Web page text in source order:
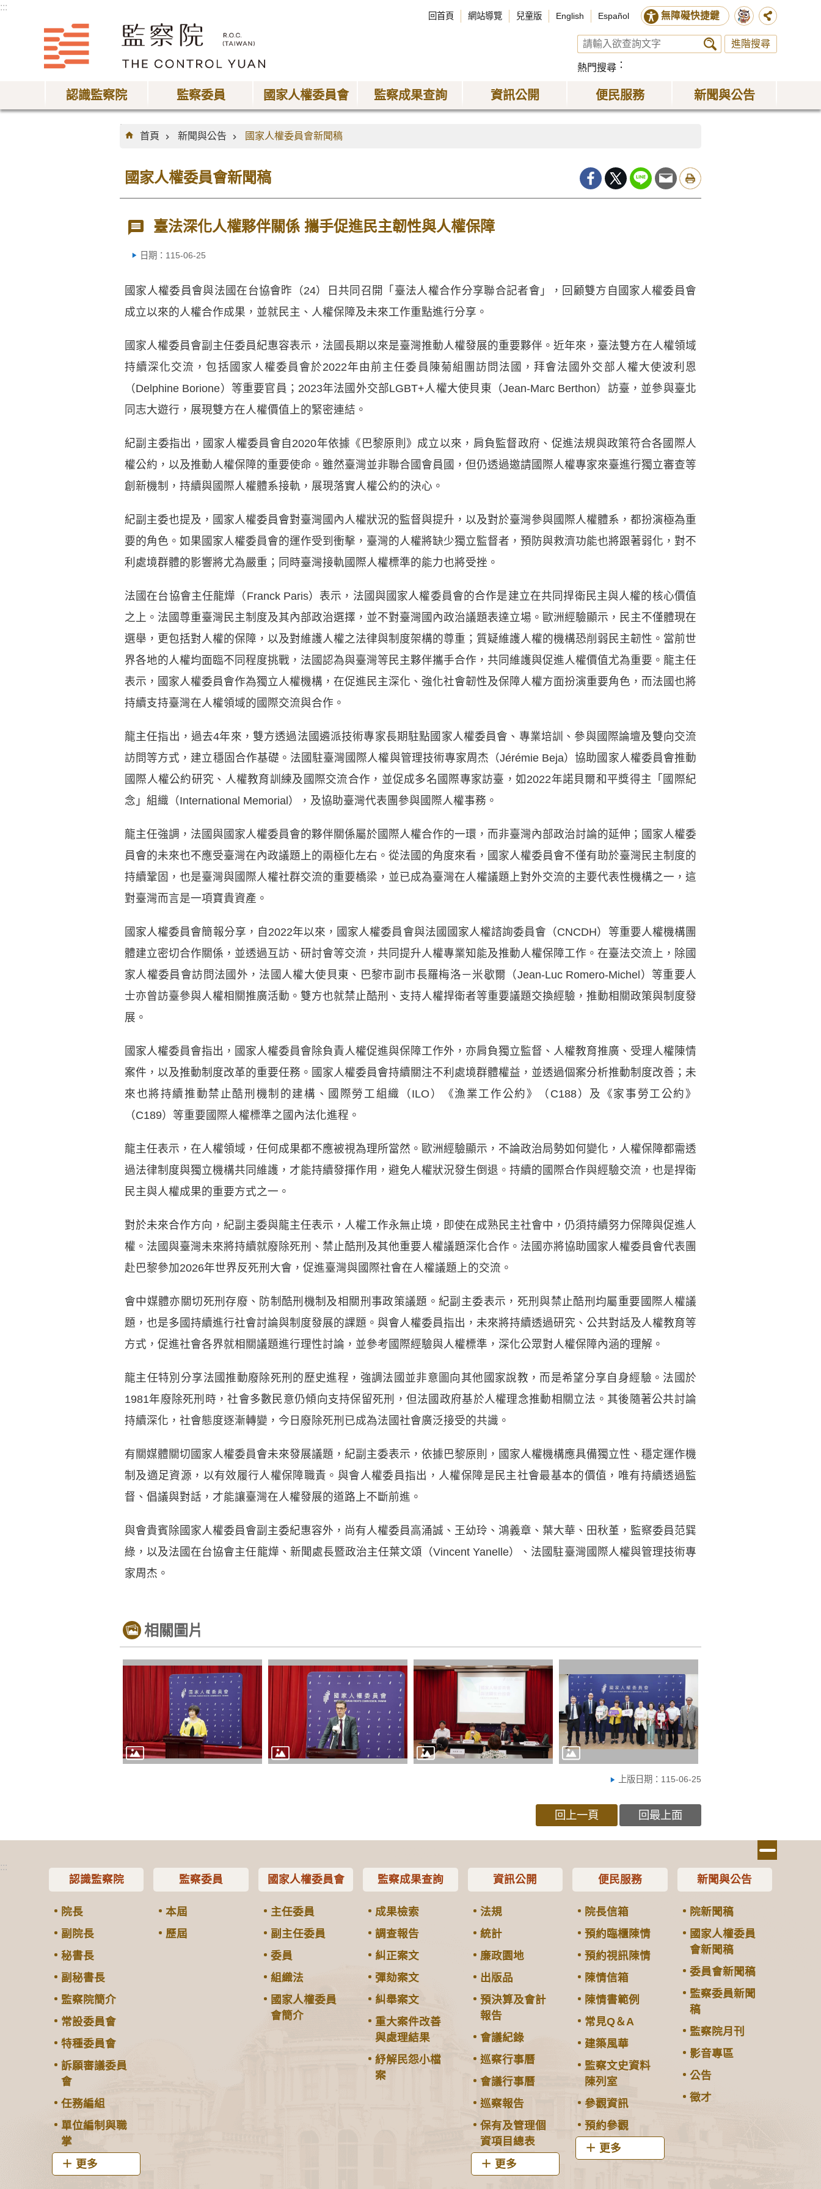
:::
回首頁 網站導覽 兒童版 English Español 無障礙快捷鍵
進階搜尋
熱門搜尋
認識監察院 監察委員 國家人權委員會 監察成果查詢 資訊公開 便民服務 新聞與公告
:::
首頁
新聞與公告 國家人權委員會新聞稿
國家人權委員會新聞稿
臺法深化人權夥伴關係 攜手促進民主韌性與人權保障
日期：115-06-25
國家人權委員會與法國在台協會昨（24）日共同召開「臺法人權合作分享聯合記者會」，回顧雙方自國家人權委員會
成立以來的人權合作成果，並就民主、人權保障及未來工作重點進行分享。
國家人權委員會副主任委員紀惠容表示，法國長期以來是臺灣推動人權發展的重要夥伴。近年來，臺法雙方在人權領域
持續深化交流，包括國家人權委員會於2022年由前主任委員陳菊組團訪問法國，拜會法國外交部人權大使波利恩
（Delphine Borione）等重要官員；2023年法國外交部LGBT+人權大使貝東（Jean-Marc Berthon）訪臺，並參與臺北
同志大遊行，展現雙方在人權價值上的緊密連結。
紀副主委指出，國家人權委員會自2020年依據《巴黎原則》成立以來，肩負監督政府、促進法規與政策符合各國際人
權公約，以及推動人權保障的重要使命。雖然臺灣並非聯合國會員國，但仍透過邀請國際人權專家來臺進行獨立審查等
創新機制，持續與國際人權體系接軌，展現落實人權公約的決心。
紀副主委也提及，國家人權委員會對臺灣國內人權狀況的監督與提升，以及對於臺灣參與國際人權體系，都扮演極為重
要的角色。如果國家人權委員會的運作受到衝擊，臺灣的人權將缺少獨立監督者，預防與救濟功能也將跟著弱化，對不
利處境群體的影響將尤為嚴重；同時臺灣接軌國際人權標準的能力也將受挫。
法國在台協會主任龍燁（Franck Paris）表示，法國與國家人權委員會的合作是建立在共同捍衛民主與人權的核心價值
之上。法國尊重臺灣民主制度及其內部政治選擇，並不對臺灣國內政治議題表達立場。歐洲經驗顯示，民主不僅體現在
選舉，更包括對人權的保障，以及對維護人權之法律與制度架構的尊重；質疑維護人權的機構恐削弱民主韌性。當前世
界各地的人權均面臨不同程度挑戰，法國認為與臺灣等民主夥伴攜手合作，共同維護與促進人權價值尤為重要。龍主任
表示，國家人權委員會作為獨立人權機構，在促進民主深化、強化社會韌性及保障人權方面扮演重要角色，而法國也將
持續支持臺灣在人權領域的國際交流與合作。
龍主任指出，過去4年來，雙方透過法國遴派技術專家長期駐點國家人權委員會、專業培訓、參與國際論壇及雙向交流
訪問等方式，建立穩固合作基礎。法國駐臺灣國際人權與管理技術專家周杰（Jérémie Beja）協助國家人權委員會推動
國際人權公約研究、人權教育訓練及國際交流合作，並促成多名國際專家訪臺，如2022年諾貝爾和平獎得主「國際紀
念」組織（International Memorial），及協助臺灣代表團參與國際人權事務。
龍主任強調，法國與國家人權委員會的夥伴關係屬於國際人權合作的一環，而非臺灣內部政治討論的延伸；國家人權委
員會的未來也不應受臺灣在內政議題上的兩極化左右。從法國的角度來看，國家人權委員會不僅有助於臺灣民主制度的
持續鞏固，也是臺灣與國際人權社群交流的重要橋梁，並已成為臺灣在人權議題上對外交流的主要代表性機構之一，這
對臺灣而言是一項寶貴資產。
國家人權委員會簡報分享，自2022年以來，國家人權委員會與法國國家人權諮詢委員會（CNCDH）等重要人權機構團
體建立密切合作關係，並透過互訪、研討會等交流，共同提升人權專業知能及推動人權保障工作。在臺法交流上，除國
家人權委員會訪問法國外，法國人權大使貝東、巴黎市副市長羅梅洛－米歇爾（Jean-Luc Romero-Michel）等重要人
士亦曾訪臺參與人權相關推廣活動。雙方也就禁止酷刑、支持人權捍衛者等重要議題交換經驗，推動相關政策與制度發
展。
國家人權委員會指出，國家人權委員會除負責人權促進與保障工作外，亦肩負獨立監督、人權教育推廣、受理人權陳情
案件，以及推動制度改革的重要任務。國家人權委員會持續關注不利處境群體權益，並透過個案分析推動制度改善；未
來也將持續推動禁止酷刑機制的建構、國際勞工組織（ILO）《漁業工作公約》（C188）及《家事勞工公約》
（C189）等重要國際人權標準之國內法化進程。
龍主任表示，在人權領域，任何成果都不應被視為理所當然。歐洲經驗顯示，不論政治局勢如何變化，人權保障都需透
過法律制度與獨立機構共同維護，才能持續發揮作用，避免人權狀況發生倒退。持續的國際合作與經驗交流，也是捍衛
民主與人權成果的重要方式之一。
對於未來合作方向，紀副主委與龍主任表示，人權工作永無止境，即使在成熟民主社會中，仍須持續努力保障與促進人
權。法國與臺灣未來將持續就廢除死刑、禁止酷刑及其他重要人權議題深化合作。法國亦將協助國家人權委員會代表團
赴巴黎參加2026年世界反死刑大會，促進臺灣與國際社會在人權議題上的交流。
會中媒體亦關切死刑存廢、防制酷刑機制及相關刑事政策議題。紀副主委表示，死刑與禁止酷刑均屬重要國際人權議
題，也是多國持續進行社會討論與制度發展的課題。與會人權委員指出，未來將持續透過研究、公共對話及人權教育等
方式，促進社會各界就相關議題進行理性討論，並參考國際經驗與人權標準，深化公眾對人權保障內涵的理解。
龍主任特別分享法國推動廢除死刑的歷史進程，強調法國並非意圖向其他國家說教，而是希望分享自身經驗。法國於
1981年廢除死刑時，社會多數民意仍傾向支持保留死刑，但法國政府基於人權理念推動相關立法。其後隨著公共討論
持續深化，社會態度逐漸轉變，今日廢除死刑已成為法國社會廣泛接受的共識。
有關媒體關切國家人權委員會未來發展議題，紀副主委表示，依據巴黎原則，國家人權機構應具備獨立性、穩定運作機
制及適足資源，以有效履行人權保障職責。與會人權委員指出，人權保障是民主社會最基本的價值，唯有持續透過監
督、倡議與對話，才能讓臺灣在人權發展的道路上不斷前進。
與會貴賓除國家人權委員會副主委紀惠容外，尚有人權委員高涌誠、王幼玲、鴻義章、葉大華、田秋堇，監察委員范巽
綠，以及法國在台協會主任龍燁、新聞處長暨政治主任葉文頌（Vincent Yanelle）、法國駐臺灣國際人權與管理技術專
家周杰。
相關圖片
上版日期：115-06-25
回上一頁 回最上面
:::
認識監察院
院長
副院長
秘書長
副秘書長
監察院簡介
常設委員會
特種委員會
訴願審議委員
會
任務編組
單位編制與職
掌
更多
監察委員
本屆
歷屆
國家人權委員會
主任委員
副主任委員
委員
組織法
國家人權委員
會簡介
監察成果查詢
成果檢索
調查報告
糾正案文
彈劾案文
糾舉案文
重大案件改善
與處理結果
紓解民怨小檔
案
資訊公開
法規
統計
廉政園地
出版品
預決算及會計
報告
會議紀錄
巡察行事曆
會議行事曆
巡察報告
保有及管理個
資項目總表
更多
便民服務
院長信箱
預約臨櫃陳情
預約視訊陳情
陳情信箱
陳情書範例
常見Q＆A
建築風華
監察文史資料
陳列室
參觀資訊
預約參觀
更多
新聞與公告
院新聞稿
國家人權委員
會新聞稿
委員會新聞稿
監察委員新聞
稿
監察院月刊
影音專區
公告
徵才